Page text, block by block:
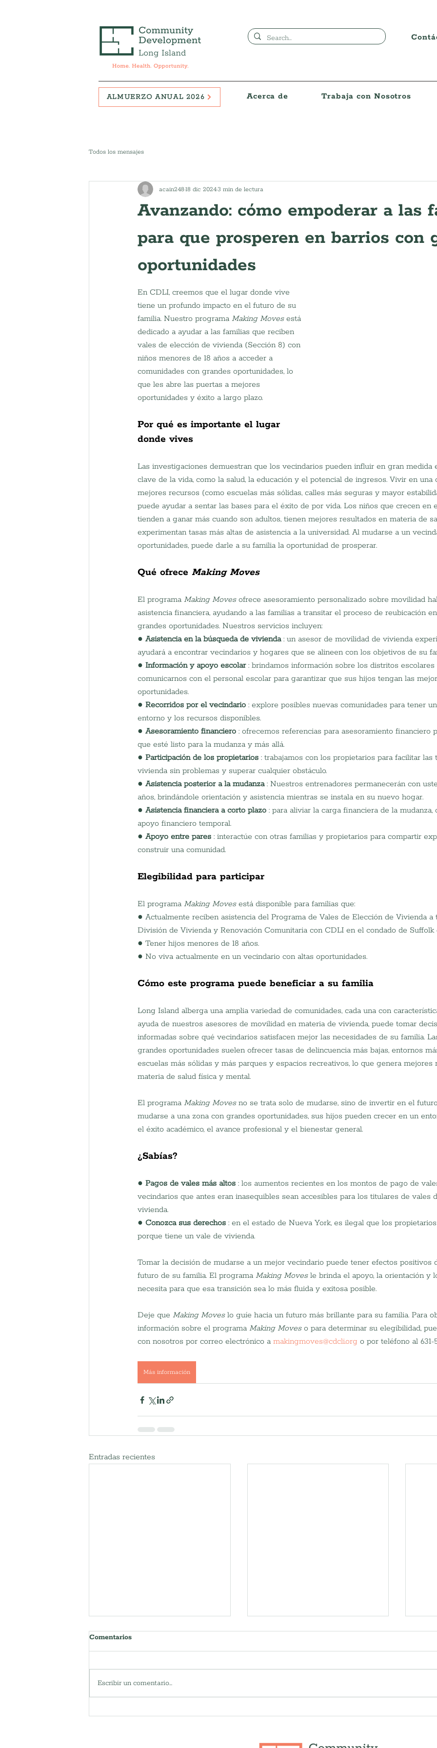
ALMUERZO ANUAL 2026 Acerca de Trabaja con Nosotros
Todos los mensajes
Avanzando: cómo empoderar a las
para que prosperen en barrios con
oportunidades
acain248 18 dic 20243 min de lectura
En CDLI, creemos que el lugar donde vive
tiene un profundo impacto en el futuro de su
familia. Nuestro programa Making Moves está
dedicado a ayudar a las familias que reciben
vales de elección de vivienda (Sección 8) con
niños menores de 18 años a acceder a
comunidades con grandes oportunidades, lo
que les abre las puertas a mejores
oportunidades y éxito a largo plazo.
Por qué es importante el lugar
donde vives
Las investigaciones demuestran que los vecindarios pueden influir en gran medida
clave de la vida, como la salud, la educación y el potencial de ingresos. Vivir en una
mejores recursos (como escuelas más sólidas, calles más seguras y mayor
puede ayudar a sentar las bases para el éxito de por vida. Los niños que crecen en
tienden a ganar más cuando son adultos, tienen mejores resultados en materia de
experimentan tasas más altas de asistencia a la universidad. Al mudarse a un
oportunidades, puede darle a su familia la oportunidad de prosperar.
Qué ofrece Making Moves
El programa Making Moves ofrece asesoramiento personalizado sobre movilidad
asistencia financiera, ayudando a las familias a transitar el proceso de reubicación
grandes oportunidades. Nuestros servicios incluyen:
● Asistencia en la búsqueda de vivienda : un asesor de movilidad de vivienda
ayudará a encontrar vecindarios y hogares que se alineen con los objetivos de su
● Información y apoyo escolar : brindamos información sobre los distritos escolares
comunicarnos con el personal escolar para garantizar que sus hijos tengan las
oportunidades.
● Recorridos por el vecindario : explore posibles nuevas comunidades para tener
entorno y los recursos disponibles.
● Asesoramiento financiero : ofrecemos referencias para asesoramiento financiero
que esté listo para la mudanza y más allá.
● Participación de los propietarios : trabajamos con los propietarios para facilitar las
vivienda sin problemas y superar cualquier obstáculo.
● Asistencia posterior a la mudanza : Nuestros entrenadores permanecerán con
años, brindándole orientación y asistencia mientras se instala en su nuevo hogar.
● Asistencia financiera a corto plazo : para aliviar la carga financiera de la mudanza,
apoyo financiero temporal.
● Apoyo entre pares : interactúe con otras familias y propietarios para compartir
construir una comunidad.
Elegibilidad para participar
El programa Making Moves está disponible para familias que:
● Actualmente reciben asistencia del Programa de Vales de Elección de Vivienda a
División de Vivienda y Renovación Comunitaria con CDLI en el condado de Suffolk
● Tener hijos menores de 18 años.
● No viva actualmente en un vecindario con altas oportunidades.
Cómo este programa puede beneficiar a su familia
Long Island alberga una amplia variedad de comunidades, cada una con
ayuda de nuestros asesores de movilidad en materia de vivienda, puede tomar
informadas sobre qué vecindarios satisfacen mejor las necesidades de su familia.
grandes oportunidades suelen ofrecer tasas de delincuencia más bajas, entornos
escuelas más sólidas y más parques y espacios recreativos, lo que genera mejores
materia de salud física y mental.
El programa Making Moves no se trata solo de mudarse, sino de invertir en el
mudarse a una zona con grandes oportunidades, sus hijos pueden crecer en un
el éxito académico, el avance profesional y el bienestar general.
¿Sabías?
● Pagos de vales más altos : los aumentos recientes en los montos de pago de
vecindarios que antes eran inasequibles sean accesibles para los titulares de vales
vivienda.
● Conozca sus derechos : en el estado de Nueva York, es ilegal que los
porque tiene un vale de vivienda.
Tomar la decisión de mudarse a un mejor vecindario puede tener efectos positivos
futuro de su familia. El programa Making Moves le brinda el apoyo, la orientación y
necesita para que esa transición sea lo más fluida y exitosa posible.
Deje que Making Moves lo guíe hacia un futuro más brillante para su familia. Para
información sobre el programa Making Moves o para determinar su elegibilidad,
con nosotros por correo electrónico a makingmoves@cdcli.org o por teléfono al 631-
Más información
Entradas recientes
cómo CDLI puede ayudar
Comentarios
Escribir un comentario...